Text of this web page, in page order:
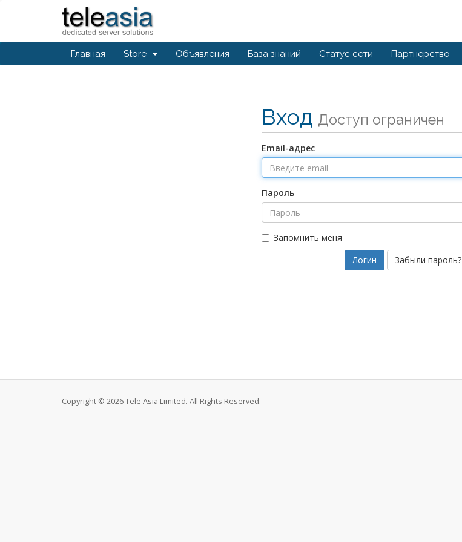
Главная Store Объявления База знаний Статус сети Партнерство
Вход Доступ ограничен
Email-адрес
Пароль
Запомнить меня
Забыли пароль?
Copyright © 2026 Tele Asia Limited. All Rights Reserved.